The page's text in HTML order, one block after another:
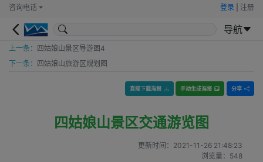
咨询电话 登录 注册
导航
上一条：
四姑娘山景区导游图4
下一条：
四姑娘山旅游区规划图
直接下载海报 手动生成海报 分享
四姑娘山景区交通游览图
更新时间： 2021-11-26 21:48:23
浏览量： 548